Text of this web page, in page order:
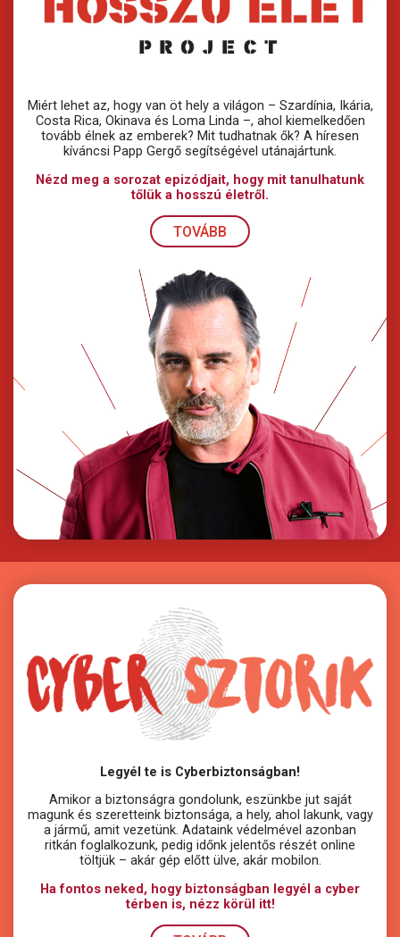
Miért lehet az, hogy van öt hely a világon – Szardínia, Ikária,
Costa Rica, Okinava és Loma Linda –, ahol kiemelkedően
tovább élnek az emberek? Mit tudhatnak ők? A híresen
kíváncsi Papp Gergő segítségével utánajártunk.
Nézd meg a sorozat epizódjait, hogy mit tanulhatunk
tőlük a hosszú életről.
TOVÁBB
Legyél te is Cyberbiztonságban!
Amikor a biztonságra gondolunk, eszünkbe jut saját
magunk és szeretteink biztonsága, a hely, ahol lakunk, vagy
a jármű, amit vezetünk. Adataink védelmével azonban
ritkán foglalkozunk, pedig időnk jelentős részét online
töltjük – akár gép előtt ülve, akár mobilon.
Ha fontos neked, hogy biztonságban legyél a cyber
térben is, nézz körül itt!